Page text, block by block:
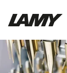
Instruments